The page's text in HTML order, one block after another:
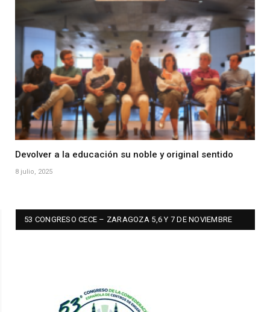
Devolver a la educación su noble y original sentido
8 julio, 2025
53 CONGRESO CECE – ZARAGOZA 5,6 Y 7 DE NOVIEMBRE